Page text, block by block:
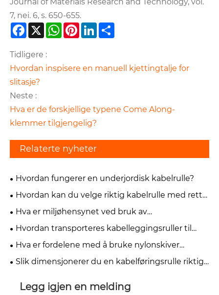
7, nei. 6, s. 650-655.
Facebook
X WhatsApp
PinterestLinkedIn
Tidligere :
Hvordan inspisere en manuell kjettingtalje for
slitasje?
Neste :
Hva er de forskjellige typene Come Along-
klemmer tilgjengelig?
Relaterte nyheter
Hvordan fungerer en underjordisk kabelrulle?
Hvordan kan du velge riktig kabelrulle med rett
linje for prosjektet ditt?
Hva er miljøhensynet ved bruk av
kabeltrekkerulle?
Hvordan transporteres kabelleggingsruller til
arbeidsplasser?
Hva er fordelene med å bruke nylonskiver
kabeltrekkeruller?
Slik dimensjonerer du en kabelføringsrulle riktig
Legg igjen en melding